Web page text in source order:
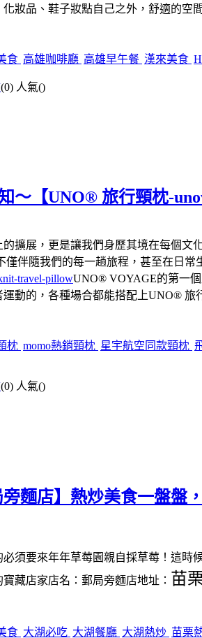
妝品、鞋子妝點自己之外，舒適的空
食 高雄咖啡廳 高雄早午餐 漢來美食
(0) 人氣()
～【UNO® 旅行頸枕-
擴展，更是讓我們身歷其境在每個
伴隨我們的每一趟旅程，甚至在日
travel-pillowUNO® VOYAGE的第一
動的，各種場合都能搭配上UNO® 旅
枕 momo熱銷頸枕 星宇航空同款頸枕
(0) 人氣()
麵店】熱炒美食一盤盤
須要來年年草莓園親自採草莓！這
藏店家店名：郵局旁麵店地址： 苗
食 大湖必吃 大湖餐廳 大湖熱炒 苗栗